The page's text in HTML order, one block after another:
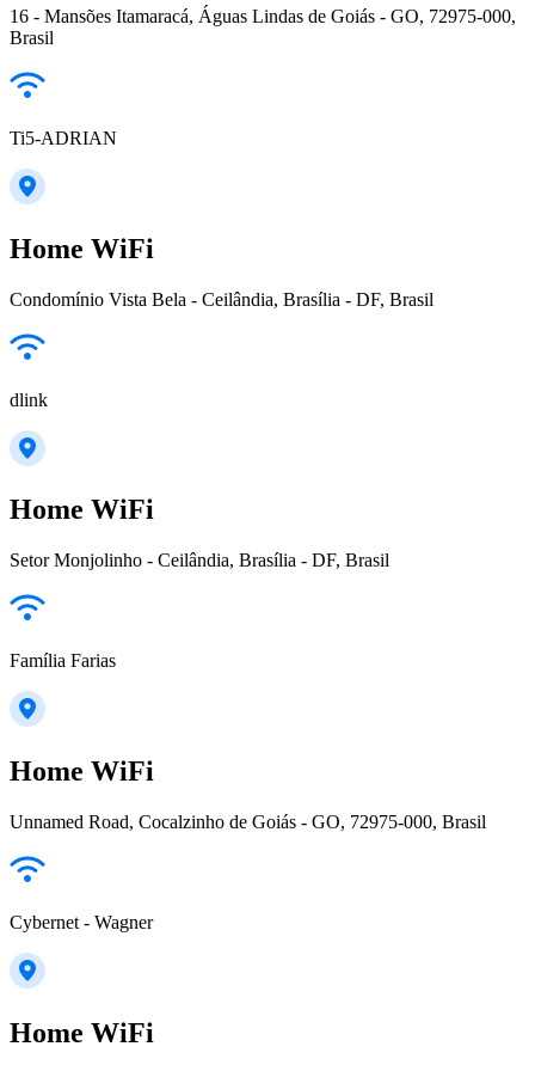
16 - Mansões Itamaracá, Águas Lindas de Goiás - GO, 72975-000,
Brasil
Ti5-ADRIAN
Home WiFi
Condomínio Vista Bela - Ceilândia, Brasília - DF, Brasil
dlink
Home WiFi
Setor Monjolinho - Ceilândia, Brasília - DF, Brasil
Família Farias
Home WiFi
Unnamed Road, Cocalzinho de Goiás - GO, 72975-000, Brasil
Cybernet - Wagner
Home WiFi